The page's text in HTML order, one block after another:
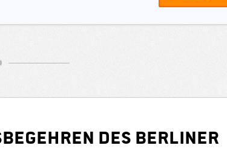
des Berliner